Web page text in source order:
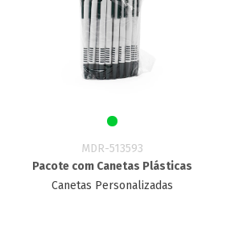
MDR-513593
Pacote com Canetas Plásticas
Canetas Personalizadas